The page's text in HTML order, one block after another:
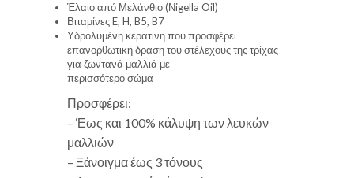
Έλαιο από Μελάνθιο (Νigella Oil)
Βιταμίνες E, H, B5, B7
Υδρολυμένη κερατίνη που προσφέρει
επανορθωτική δράση του στέλεχους της τρίχας
για ζωντανά μαλλιά με
περισσότερο σώμα
Προσφέρει:
– Έως και 100% κάλυψη των λευκών
μαλλιών
– Ξάνοιγμα έως 3 τόνους